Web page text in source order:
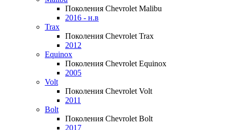
Поколения Chevrolet Malibu
2016 - н.в
Trax
Поколения Chevrolet Trax
2012
Equinox
Поколения Chevrolet Equinox
2005
Volt
Поколения Chevrolet Volt
2011
Bolt
Поколения Chevrolet Bolt
2017